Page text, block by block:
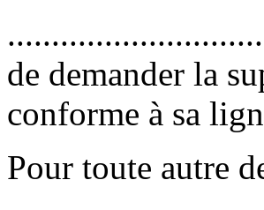
de demander la
conforme à sa
Pour toute autre